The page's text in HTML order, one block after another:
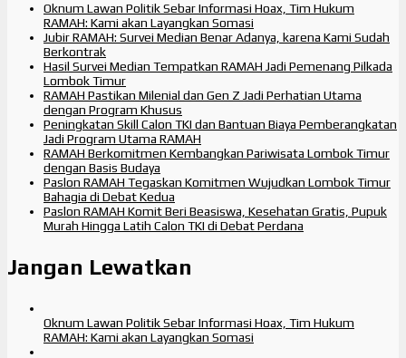
Oknum Lawan Politik Sebar Informasi Hoax, Tim Hukum
RAMAH: Kami akan Layangkan Somasi
Jubir RAMAH: Survei Median Benar Adanya, karena Kami Sudah
Berkontrak
Hasil Survei Median Tempatkan RAMAH Jadi Pemenang Pilkada
Lombok Timur
RAMAH Pastikan Milenial dan Gen Z Jadi Perhatian Utama
dengan Program Khusus
Peningkatan Skill Calon TKI dan Bantuan Biaya Pemberangkatan
Jadi Program Utama RAMAH
RAMAH Berkomitmen Kembangkan Pariwisata Lombok Timur
dengan Basis Budaya
Paslon RAMAH Tegaskan Komitmen Wujudkan Lombok Timur
Bahagia di Debat Kedua
Paslon RAMAH Komit Beri Beasiswa, Kesehatan Gratis, Pupuk
Murah Hingga Latih Calon TKI di Debat Perdana
Jangan Lewatkan
Oknum Lawan Politik Sebar Informasi Hoax, Tim Hukum
RAMAH: Kami akan Layangkan Somasi